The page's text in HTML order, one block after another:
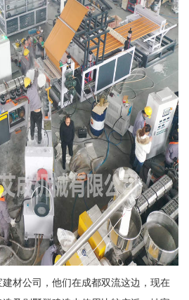
材公司，他们在成都双流这边，现在